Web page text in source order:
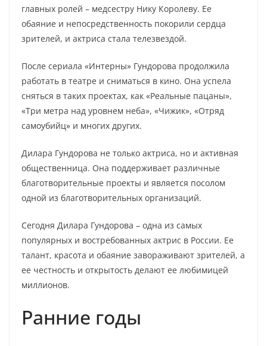
главных ролей – медсестру Нику Королеву. Ее
обаяние и непосредственность покорили сердца
зрителей, и актриса стала телезвездой.
После сериала «Интерны» Гундорова продолжила
работать в театре и сниматься в кино. Она успела
сняться в таких проектах, как «Реальные пацаны»,
«Три метра над уровнем неба», «Чижик», «Отряд
самоубийц» и многих других.
Дилара Гундорова не только актриса, но и активная
общественница. Она поддерживает различные
благотворительные проекты и является посолом
одной из благотворительных организаций.
Сегодня Дилара Гундорова – одна из самых
популярных и востребованных актрис в России. Ее
талант, красота и обаяние завораживают зрителей, а
ее честность и открытость делают ее любимицей
миллионов.
Ранние годы